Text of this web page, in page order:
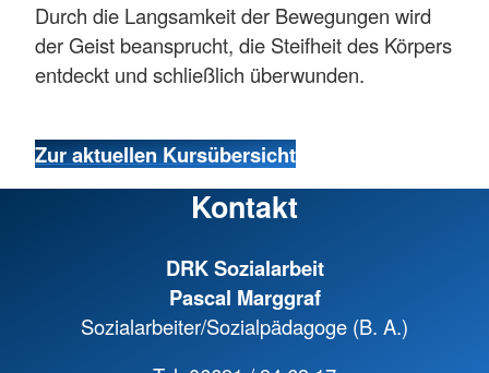
Durch die Langsamkeit der Bewegungen wird
der Geist beansprucht, die Steifheit des Körpers
entdeckt und schließlich überwunden.
Zur aktuellen Kursübersicht
Kontakt
DRK Sozialarbeit
Pascal Marggraf
Sozialarbeiter/Sozialpädagoge (B. A.)